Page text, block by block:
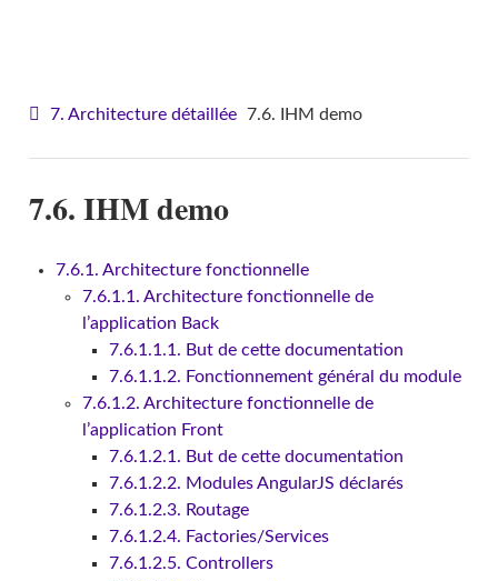
7. Architecture détaillée 7.6. IHM demo
7.6. IHM demo
7.6.1. Architecture fonctionnelle
7.6.1.1. Architecture fonctionnelle de
l’application Back
7.6.1.1.1. But de cette documentation
7.6.1.1.2. Fonctionnement général du module
7.6.1.2. Architecture fonctionnelle de
l’application Front
7.6.1.2.1. But de cette documentation
7.6.1.2.2. Modules AngularJS déclarés
7.6.1.2.3. Routage
7.6.1.2.4. Factories/Services
7.6.1.2.5. Controllers